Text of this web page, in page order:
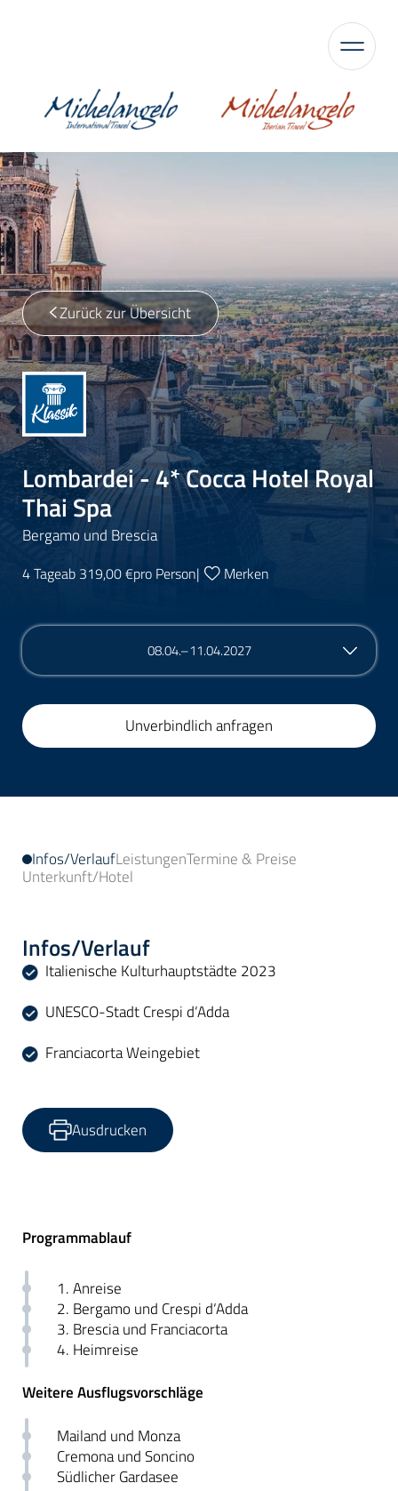
Zurück zur Übersicht
Lombardei - 4* Cocca Hotel Royal
Thai Spa
Bergamo und Brescia
4 Tageab 319,00 €pro Person| Merken
08.04.–11.04.2027
Unverbindlich anfragen
Infos/VerlaufLeistungenTermine & Preise
Unterkunft/Hotel
Infos/Verlauf
Italienische Kulturhauptstädte 2023
UNESCO-Stadt Crespi d‘Adda
Franciacorta Weingebiet
Ausdrucken
Programmablauf
1. Anreise
2. Bergamo und Crespi d‘Adda
3. Brescia und Franciacorta
4. Heimreise
Weitere Ausflugsvorschläge
Mailand und Monza
Cremona und Soncino
Südlicher Gardasee